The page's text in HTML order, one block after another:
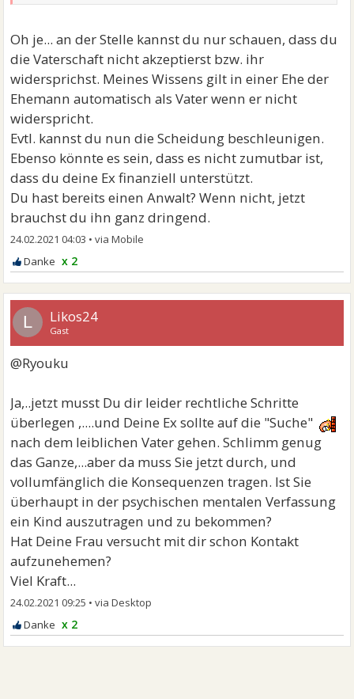
Oh je... an der Stelle kannst du nur schauen, dass du
die Vaterschaft nicht akzeptierst bzw. ihr
widersprichst. Meines Wissens gilt in einer Ehe der
Ehemann automatisch als Vater wenn er nicht
widerspricht.
Evtl. kannst du nun die Scheidung beschleunigen.
Ebenso könnte es sein, dass es nicht zumutbar ist,
dass du deine Ex finanziell unterstützt.
Du hast bereits einen Anwalt? Wenn nicht, jetzt
brauchst du ihn ganz dringend.
24.02.2021 04:03 •
x 2
L Likos24
Gast
@Ryouku
Ja,..jetzt musst Du dir leider rechtliche Schritte
überlegen ,....und Deine Ex sollte auf die "Suche"
nach dem leiblichen Vater gehen. Schlimm genug
das Ganze,...aber da muss Sie jetzt durch, und
vollumfänglich die Konsequenzen tragen. Ist Sie
überhaupt in der psychischen mentalen Verfassung
ein Kind auszutragen und zu bekommen?
Hat Deine Frau versucht mit dir schon Kontakt
aufzunehemen?
Viel Kraft...
24.02.2021 09:25 •
x 2